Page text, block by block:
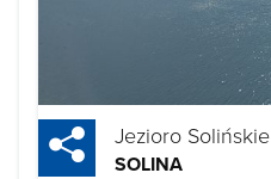
Jezioro Solińskie
SOLINA